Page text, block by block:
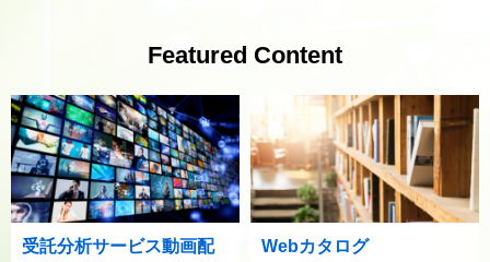
Featured Content
受託分析サービス動画配
Webカタログ